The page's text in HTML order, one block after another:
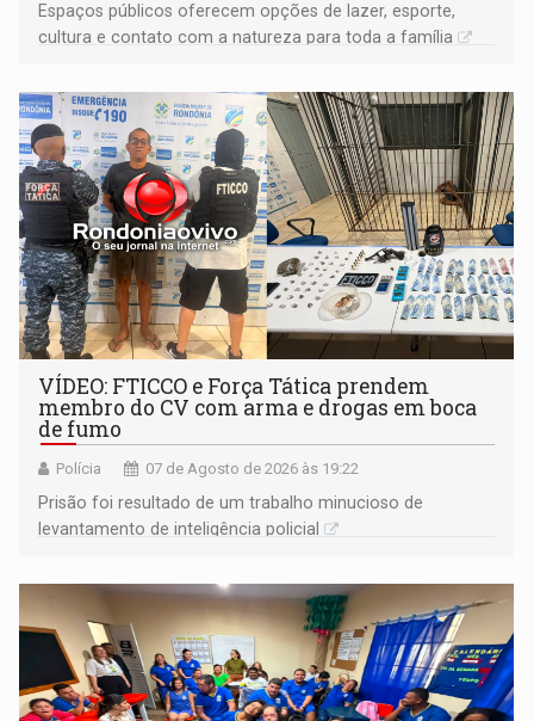
Espaços públicos oferecem opções de lazer, esporte,
cultura e contato com a natureza para toda a família
VÍDEO: FTICCO e Força Tática prendem
membro do CV com arma e drogas em boca
de fumo
Polícia 07 de Agosto de 2026 às 19:22
Prisão foi resultado de um trabalho minucioso de
levantamento de inteligência policial